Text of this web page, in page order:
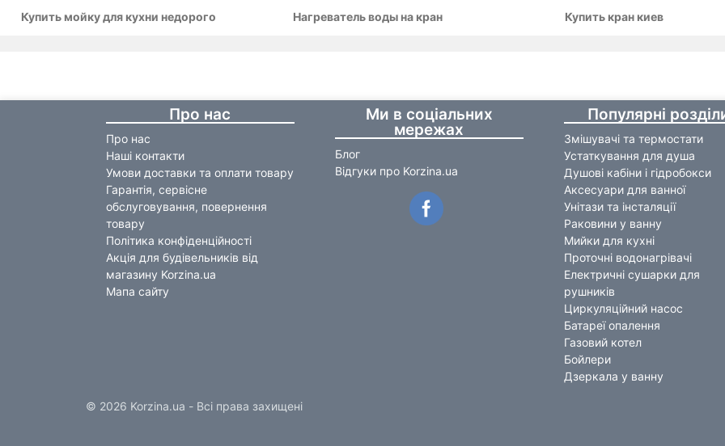
Купить мойку для кухни недорого
Нагреватель воды на кран Купить кран киев
Про нас
Про нас
Наші контакти
Умови доставки та оплати товару
Гарантія, сервісне
обслуговування, повернення
товару
Політика конфіденційності
Акція для будівельників від
магазину Korzina.ua
Мапа сайту
Ми в соціальних
мережах
Блог
Відгуки про Korzina.ua
Популярні
Змішувачі та термостати
Устаткування для душа
Душові кабіни і гідробокси
Аксесуари для ванної
Унітази та інсталяції
Раковини у ванну
Мийки для кухні
Проточні водонагрівачі
Електричні сушарки для
рушників
Циркуляційний насос
Батареї опалення
Газовий котел
Бойлери
Дзеркала у ванну
© 2026 Korzina.ua - Всі права захищені